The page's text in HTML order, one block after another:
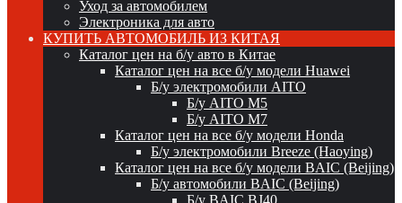
Уход за автомобилем
Электроника для авто
КУПИТЬ АВТОМОБИЛЬ ИЗ КИТАЯ
Каталог цен на б/у авто в Китае
Каталог цен на все б/у модели Huawei
Б/у электромобили AITO
Б/у AITO M5
Б/у AITO M7
Каталог цен на все б/у модели Honda
Б/у электромобили Breeze (Haoying)
Каталог цен на все б/у модели BAIC (Beijing)
Б/у автомобили BAIC (Beijing)
Б/у BAIC BJ40